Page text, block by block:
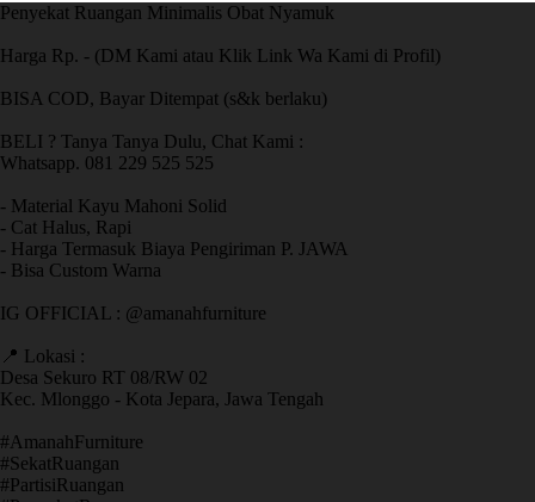
Penyekat Ruangan Minimalis Obat Nyamuk
Harga Rp. - (DM Kami atau Klik Link Wa Kami di Profil)
BISA COD, Bayar Ditempat (s&k berlaku)
BELI ? Tanya Tanya Dulu, Chat Kami :
Whatsapp. 081 229 525 525
- Material Kayu Mahoni Solid
- Cat Halus, Rapi
- Harga Termasuk Biaya Pengiriman P. JAWA
- Bisa Custom Warna
IG OFFICIAL : @amanahfurniture
📍 Lokasi :
Desa Sekuro RT 08/RW 02
Kec. Mlonggo - Kota Jepara, Jawa Tengah
​#AmanahFurniture
​#SekatRuangan
​#PartisiRuangan